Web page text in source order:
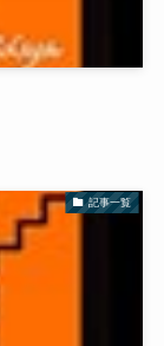
記事一覧